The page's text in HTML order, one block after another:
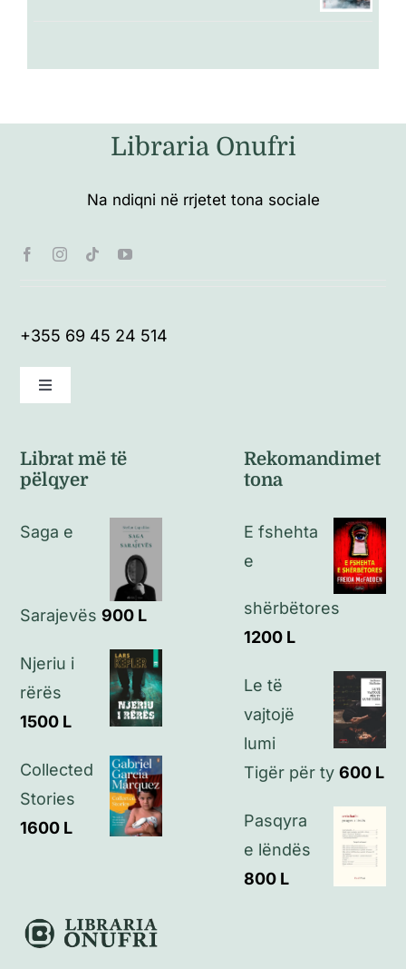
Libraria Onufri
Na ndiqni në rrjetet tona sociale
+355 69 45 24 514
Toggle
Politikat e kthimeve
Politikat e privatësisë
Kontakt
Librat më të
pëlqyer
Saga e
Sarajevës 900 L
Njeriu i
rërës
1500 L
Collected
Stories
1600 L
Rekomandimet
tona
E fshehta
e
shërbëtores
1200 L
Le të
vajtojë
lumi
Tigër për ty 600 L
Pasqyra
e lëndës
800 L